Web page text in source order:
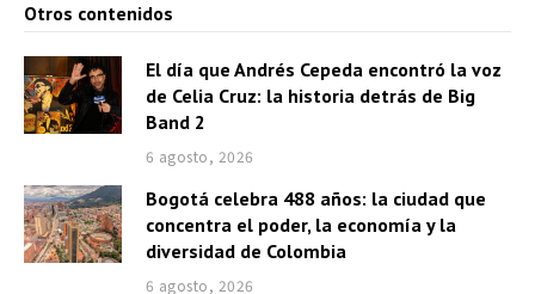
Otros contenidos
El día que Andrés Cepeda encontró la voz
de Celia Cruz: la historia detrás de Big
Band 2
6 agosto, 2026
Bogotá celebra 488 años: la ciudad que
concentra el poder, la economía y la
diversidad de Colombia
6 agosto, 2026